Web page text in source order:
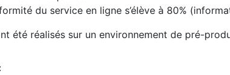
du service en ligne s’élève à 80%
été réalisés sur un environnement de pré-